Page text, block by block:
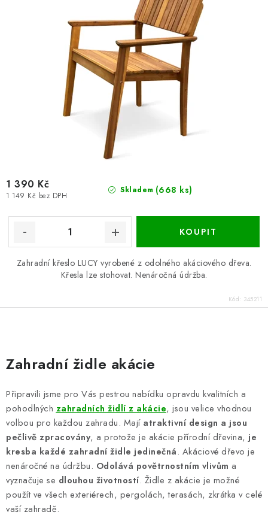
Skladem (668 ks)
1 149 Kč bez DPH
1 390 Kč
Zahradní křeslo LUCY vyrobené z odolného akáciového dřeva.
Křesla lze stohovat. Nenáročná údržba.
Kód: 345211
v
l
á
d
a
c
í
p
r
v
Zahradní židle akácie
Připravili jsme pro Vás pestrou nabídku opravdu kvalitních a
pohodlných zahradních židlí z akácie, jsou velice vhodnou
volbou pro každou zahradu. Mají atraktivní design a jsou
pečlivě zpracovány, a protože je akácie přírodní dřevina, je
kresba každé zahradní židle jedinečná. Akáciové dřevo je
nenáročné na údržbu. Odolává povětrnostním vlivům a
vyznačuje se dlouhou životností. Židle z akácie je možné
použít ve všech exteriérech, pergolách, terasách, zkrátka v celé
vaší zahradě.